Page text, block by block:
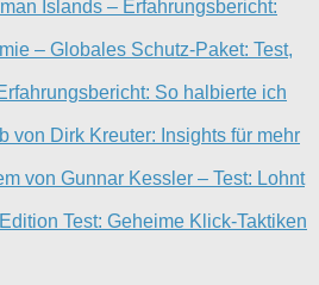
Islands – Erfahrungsbericht:
– Globales Schutz-Paket: Test,
So halbierte ich
von Dirk Kreuter: Insights für mehr
von Gunnar Kessler – Test: Lohnt
Test: Geheime Klick-Taktiken